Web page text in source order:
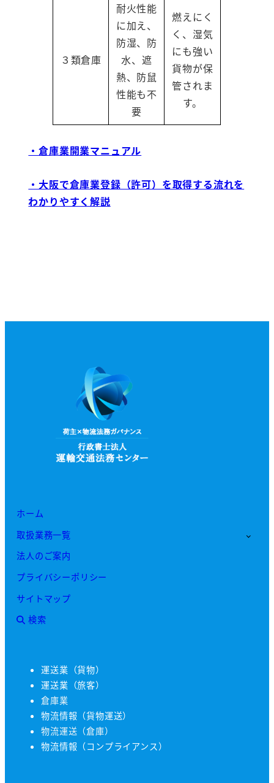
３類倉庫
耐火性能
に加え、
防湿、防
水、遮
熱、防鼠
性能も不
要
燃えにく
く、湿気
にも強い
貨物が保
管されま
す。
・倉庫業開業マニュアル
・大阪で倉庫業登録（許可）を取得する流れを
わかりやすく解説
ホーム
取扱業務一覧
法人のご案内
プライバシーポリシー
サイトマップ
検索
運送業（貨物）
運送業（旅客）
倉庫業
物流情報（貨物運送）
物流運送（倉庫）
物流情報（コンプライアンス）